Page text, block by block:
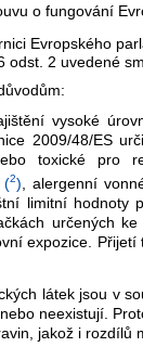
o fungování
Evropského
odst. 2 uvedené
vysoké
2009/48/ES
toxické pro
(2) , alergenní
limitní hodnoty
určených
expozice.
látek jsou v
neexistují.
jakož i rozdílů